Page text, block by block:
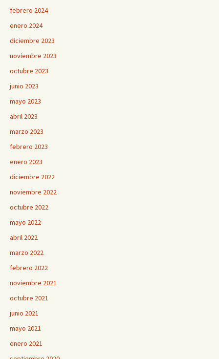
febrero 2024
enero 2024
diciembre 2023
noviembre 2023
octubre 2023
junio 2023
mayo 2023
abril 2023
marzo 2023
febrero 2023
enero 2023
diciembre 2022
noviembre 2022
octubre 2022
mayo 2022
abril 2022
marzo 2022
febrero 2022
noviembre 2021
octubre 2021
junio 2021
mayo 2021
enero 2021